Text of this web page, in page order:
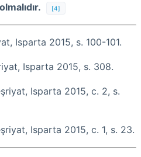
[4]
Isparta 2015, s. 100-101.
Isparta 2015, s. 308.
Isparta 2015, c. 2, s.
Isparta 2015, c. 1, s. 23.